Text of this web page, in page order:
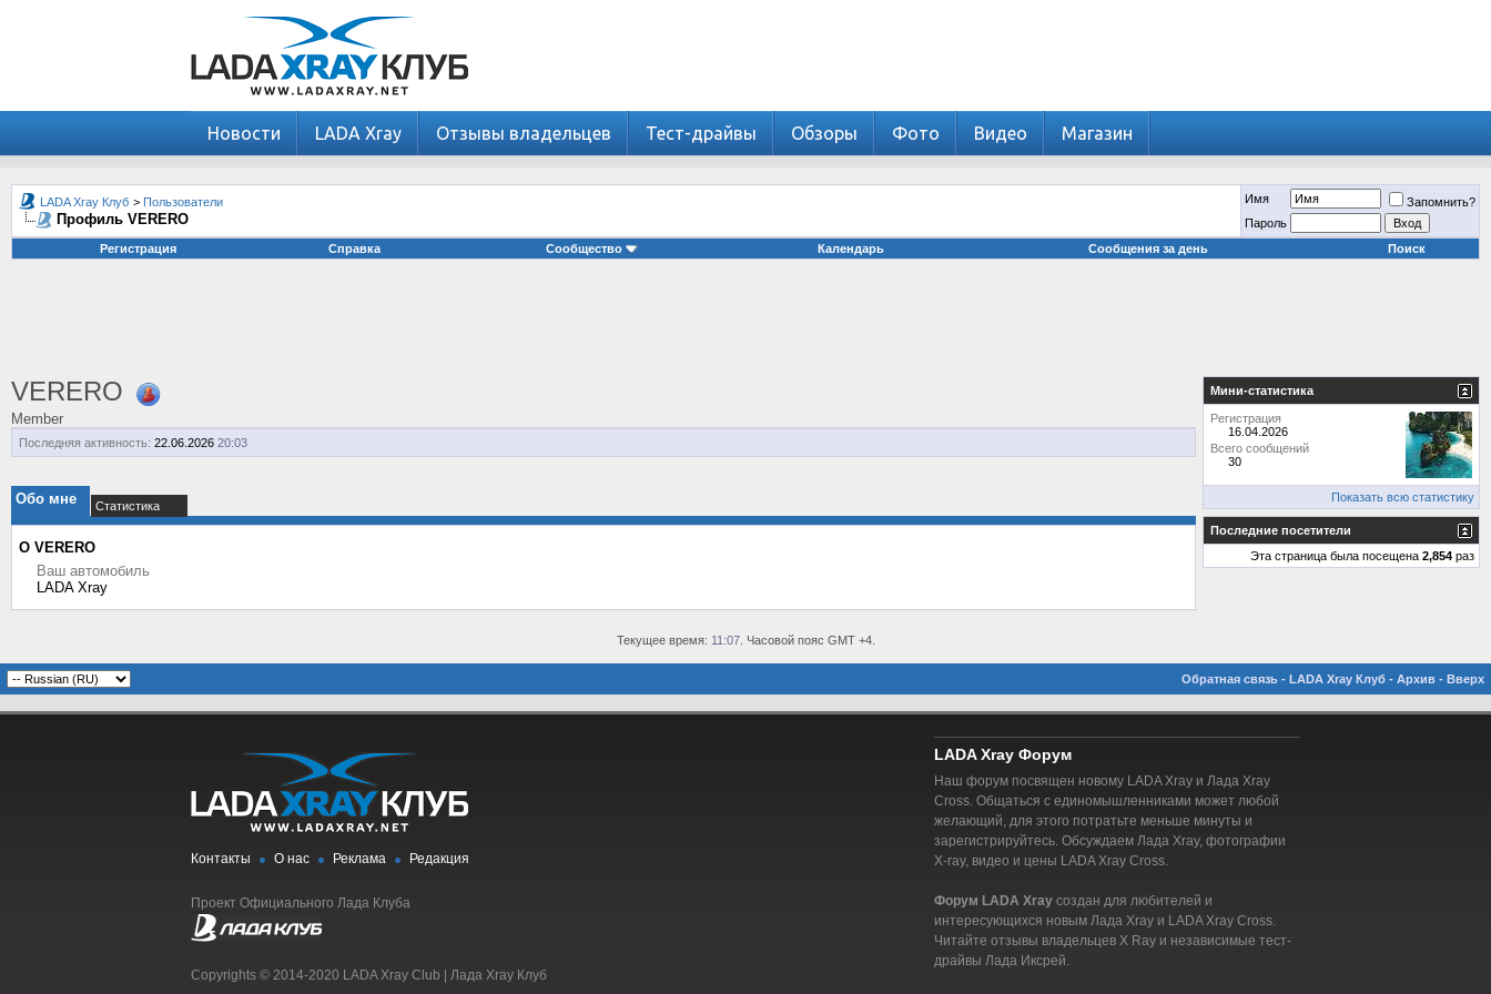
Новости LADA Xray Отзывы владельцев Тест-драйвы Обзоры Фото Видео Магазин
LADA Xray Клуб > Пользователи
Профиль VERERO
Имя
Запомнить?
Пароль
Регистрация
Справка Сообщество Календарь Сообщения за день Поиск
VERERO
Member
Последняя активность: 22.06.2026 20:03
Обо мне Статистика
О VERERO
Ваш автомобиль
LADA Xray
Мини-статистика
Регистрация
16.04.2026
Всего сообщений
30
Показать всю статистику
Последние посетители
Эта страница была посещена 2,854 раз
Текущее время: 11:07. Часовой пояс GMT +4.
Обратная связь - LADA Xray Клуб - Архив - Вверх
Контакты О нас Реклама Редакция
Проект Официального Лада Клуба
Copyrights © 2014-2020 LADA Xray Club | Лада Xray Клуб
LADA Xray Форум
Наш форум посвящен новому LADA Xray и Лада Xray
Cross. Общаться с единомышленниками может любой
желающий, для этого потратьте меньше минуты и
зарегистрируйтесь. Обсуждаем Лада Xray, фотографии
X-ray, видео и цены LADA Xray Cross.
Форум LADA Xray создан для любителей и
интересующихся новым Лада Xray и LADA Xray Cross.
Читайте отзывы владельцев X Ray и независимые тест-
драйвы Лада Иксрей.